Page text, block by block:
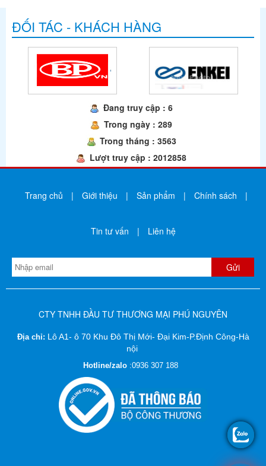
ĐỐI TÁC - KHÁCH HÀNG
Đang truy cập : 6
Trong ngày : 289
Trong tháng : 3563
Lượt truy cập : 2012858
Trang chủ | Giới thiệu | Sản phẩm | Chính sách |
Tin tư vấn | Liên hệ
CTY TNHH ĐẦU TƯ THƯƠNG MẠI PHÚ NGUYÊN
Địa chỉ: Lô A1- ô 70 Khu Đô Thị Mới- Đại Kim-P.Định Công-Hà
nội
Hotline/zalo :0936 307 188